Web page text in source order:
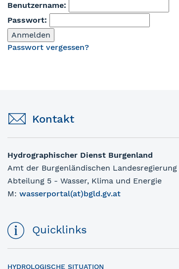
Benutzername:
Passwort:
Passwort vergessen?
Kontakt
Hydrographischer Dienst Burgenland
Amt der Burgenländischen Landesregierung
Abteilung 5 - Wasser, Klima und Energie
M: wasserportal(at)bgld.gv.at
Quicklinks
HYDROLOGISCHE SITUATION